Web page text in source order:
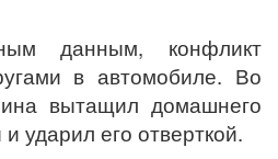
данным, конфликт
в автомобиле. Во
вытащил домашнего
ударил его отверткой.